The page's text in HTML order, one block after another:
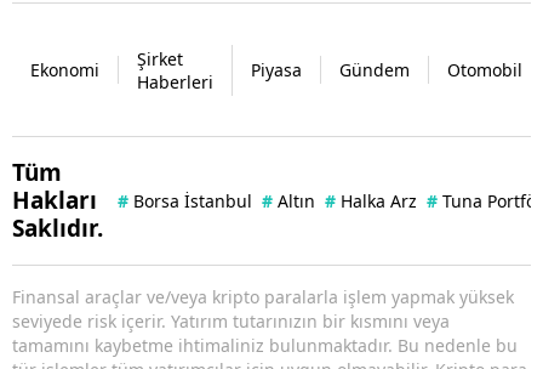
Ekonomi
Şirket
Haberleri
Piyasa Gündem Otomobil
Tüm
Hakları
Saklıdır.
# Borsa İstanbul # Altın # Halka Arz # Tuna
Finansal araçlar ve/veya kripto paralarla işlem yapmak yüksek
seviyede risk içerir. Yatırım tutarınızın bir kısmını veya
tamamını kaybetme ihtimaliniz bulunmaktadır. Bu nedenle bu